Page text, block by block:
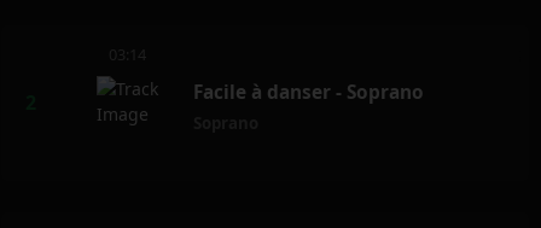
03:14
Facile à danser - Soprano